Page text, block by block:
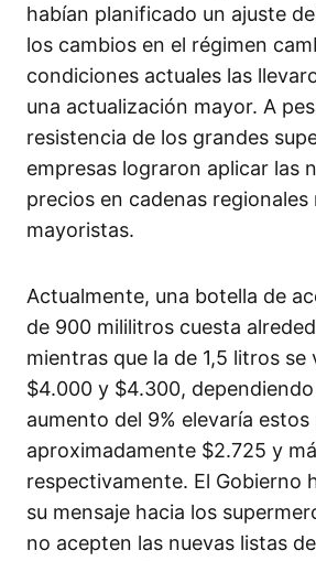
habían planificado un ajuste
los cambios en el régimen
condiciones actuales las
una actualización mayor. A
resistencia de los grandes
empresas lograron aplicar las
precios en cadenas regionales
mayoristas.
Actualmente, una botella de
de 900 mililitros cuesta
mientras que la de 1,5 litros se
$4.000 y $4.300,
aumento del 9% elevaría estos
aproximadamente $2.725 y
respectivamente. El Gobierno
su mensaje hacia los
no acepten las nuevas listas